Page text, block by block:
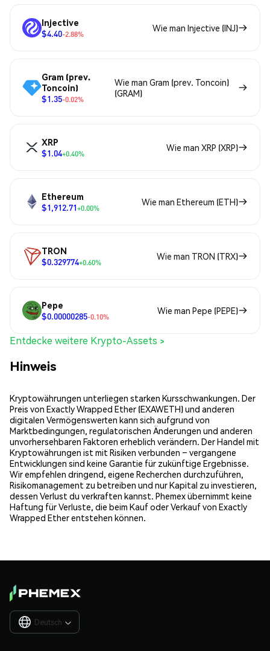
Injective
$4.40-2.88%
Wie man Injective (INJ)
Gram (prev.
Toncoin)
$1.35-0.02%
Wie man Gram (prev. Toncoin)
(GRAM)
XRP
$1.04+0.40%
Wie man XRP (XRP)
Ethereum
$1,912.71+0.00%
Wie man Ethereum (ETH)
TRON
$0.329774+0.60%
Wie man TRON (TRX)
Pepe
$0.00000285-0.10%
Wie man Pepe (PEPE)
Entdecke weitere Krypto-Assets >
Hinweis
Kryptowährungen unterliegen starken Kursschwankungen. Der
Preis von Exactly Wrapped Ether (EXAWETH) und anderen
digitalen Vermögenswerten kann sich aufgrund von
Marktbedingungen, regulatorischen Änderungen und anderen
unvorhersehbaren Faktoren erheblich verändern. Der Handel mit
Kryptowährungen ist mit Risiken verbunden – vergangene
Entwicklungen sind keine Garantie für zukünftige Ergebnisse.
Wir empfehlen dringend, eigene Recherchen durchzuführen,
Risikomanagement zu betreiben und nur Kapital zu investieren,
dessen Verlust du verkraften kannst. Phemex übernimmt keine
Haftung für Verluste, die beim Kauf oder Verkauf von Exactly
Wrapped Ether entstehen können.
Deutsch 